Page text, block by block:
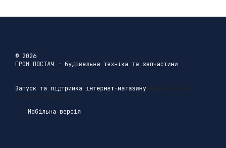
© 2026
ГРОМ ПОСТАЧ - будівельна техніка та запчастини
Запуск та підтримка інтернет-магазину Маркетингова
агенція Меркурій
Мобільна версія